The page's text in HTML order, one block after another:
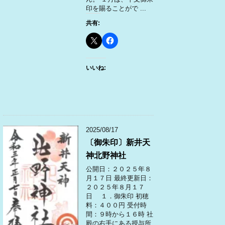
印を賜ることがで ...
共有:
いいね:
2025/08/17
〔御朱印〕新井天
神北野神社
公開日：２０２５年８
月１７日 最終更新日：
２０２５年８月１７
日 １．御朱印 初穂
料：４００円 受付時
間：９時から１６時 社
殿の右手にある授与所